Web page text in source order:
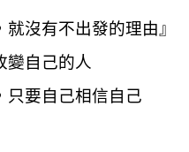
就沒有不出發的理由』
變自己的人
只要自己相信自己